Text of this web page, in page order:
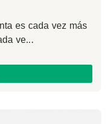
es cada vez más
ve...